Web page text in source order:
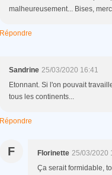
malheureusement... Bises,
Répondre
Sandrine 25/03/2020 16:41
Etonnant. Si l'on pouvait
tous les continents...
Répondre
F Florinette 25/03/2020
Ça serait formidable,